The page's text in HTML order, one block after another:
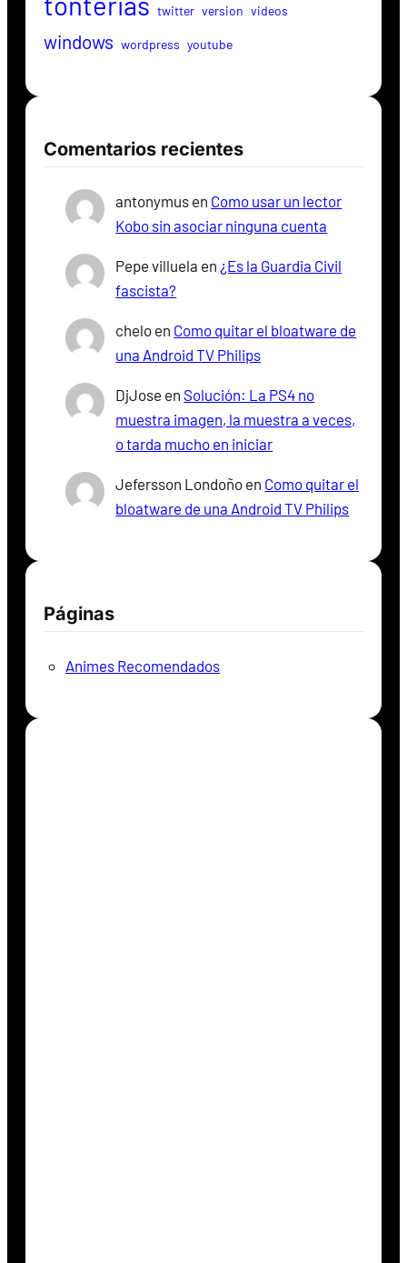
twitter version videos
windows wordpress youtube
Comentarios recientes
antonymus en Como usar un lector
Kobo sin asociar ninguna cuenta
Pepe villuela en ¿Es la Guardia Civil
fascista?
chelo en Como quitar el bloatware de
una Android TV Philips
DjJose en Solución: La PS4 no
muestra imagen, la muestra a veces,
o tarda mucho en iniciar
Jefersson Londoño en Como quitar el
bloatware de una Android TV Philips
Páginas
Animes Recomendados